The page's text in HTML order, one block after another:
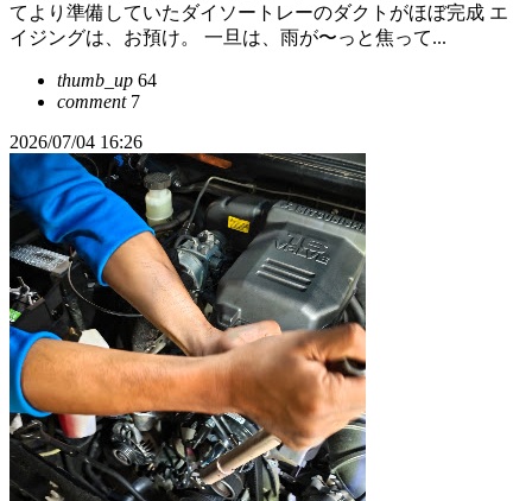
てより準備していたダイソートレーのダクトがほぼ完成 エ
イジングは、お預け。 一旦は、雨が〜っと焦って...
thumb_up 64
comment7
2026/07/04 16:26